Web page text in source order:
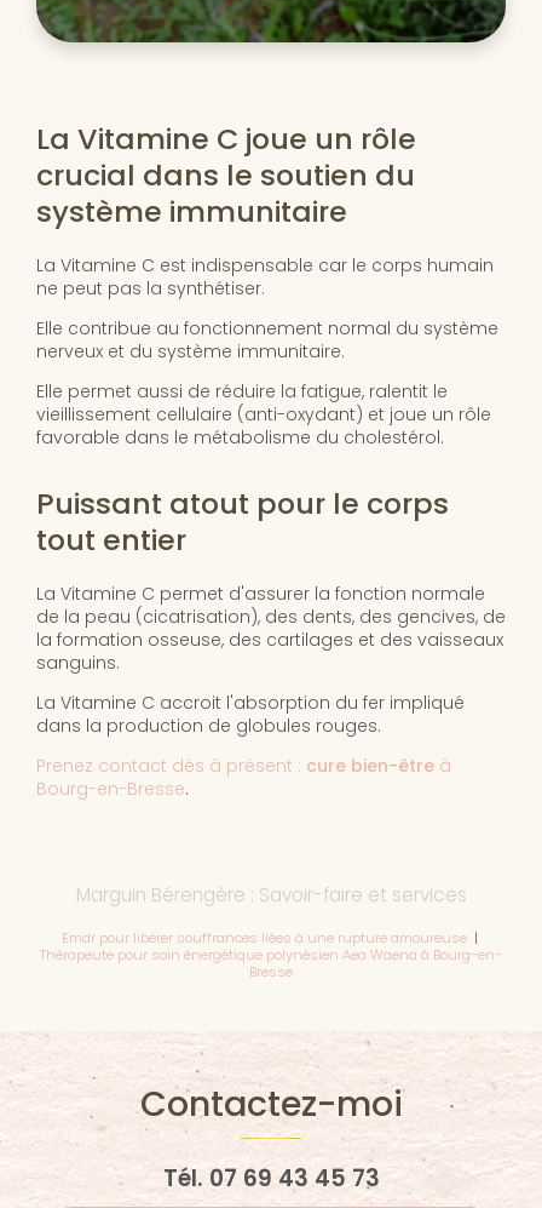
La Vitamine C joue un rôle
crucial dans le soutien du
système immunitaire
La Vitamine C est indispensable car le corps humain
ne peut pas la synthétiser.
Elle contribue au fonctionnement normal du système
nerveux et du système immunitaire.
Elle permet aussi de réduire la fatigue, ralentit le
vieillissement cellulaire (anti-oxydant) et joue un rôle
favorable dans le métabolisme du cholestérol.
Puissant atout pour le corps
tout entier
La Vitamine C permet d'assurer la fonction normale
de la peau (cicatrisation), des dents, des gencives, de
la formation osseuse, des cartilages et des vaisseaux
sanguins.
La Vitamine C accroit l'absorption du fer impliqué
dans la production de globules rouges.
Prenez contact dès à présent : cure bien-être à
Bourg-en-Bresse.
Marguin Bérengère : Savoir-faire et services
Emdr pour libérer souffrances liées à une rupture amoureuse|
Thérapeute pour soin énergétique polynésien Aea Waena à Bourg-en-
Bresse
Contactez-moi
Tél. 07 69 43 45 73